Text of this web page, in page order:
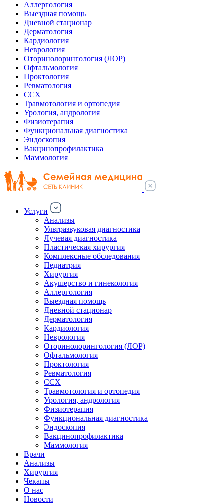
Аллергология
Выездная помощь
Дневной стационар
Дерматология
Кардиология
Неврология
Оторинолорингология (ЛОР)
Офтальмология
Проктология
Ревматология
ССХ
Травмотология и ортопедия
Урология, андрология
Физиотерапия
Функциональная диагностика
Эндоскопия
Вакцинопрофилактика
Маммология
Услуги
Анализы
Ультразвуковая диагностика
Лучевая диагностика
Пластическая хирургия
Комплексные обследования
Педиатрия
Хирургия
Акушерство и гинекология
Аллергология
Выездная помощь
Дневной стационар
Дерматология
Кардиология
Неврология
Оторинолорингология (ЛОР)
Офтальмология
Проктология
Ревматология
ССХ
Травмотология и ортопедия
Урология, андрология
Физиотерапия
Функциональная диагностика
Эндоскопия
Вакцинопрофилактика
Маммология
Врачи
Анализы
Хирургия
Чекапы
О нас
Новости